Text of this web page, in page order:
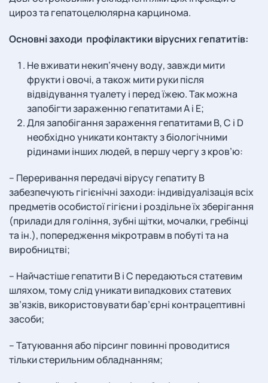
цироз та гепатоцелюлярна карцинома.
Основні заходи профілактики вірусних гепатитів:
Не вживати некип’ячену воду, завжди мити
фрукти і овочі, а також мити руки після
відвідування туалету і перед їжею. Так можна
запобігти зараженню гепатитами А і Е;
Для запобігання зараження гепатитами В, С і D
необхідно уникати контакту з біологічними
рідинами інших людей, в першу чергу з кров’ю:
– Переривання передачі вірусу гепатиту В
забезпечують гігієнічні заходи: індивідуалізація всіх
предметів особистої гігієни і роздільне їх зберігання
(прилади для гоління, зубні щітки, мочалки, гребінці
та ін.), попередження мікротравм в побуті та на
виробництві;
– Найчастіше гепатити В і С передаються статевим
шляхом, тому слід уникати випадкових статевих
зв’язків, використовувати бар’єрні контрацептивні
засоби;
– Татуювання або пірсинг повинні проводитися
тільки стерильним обладнанням;